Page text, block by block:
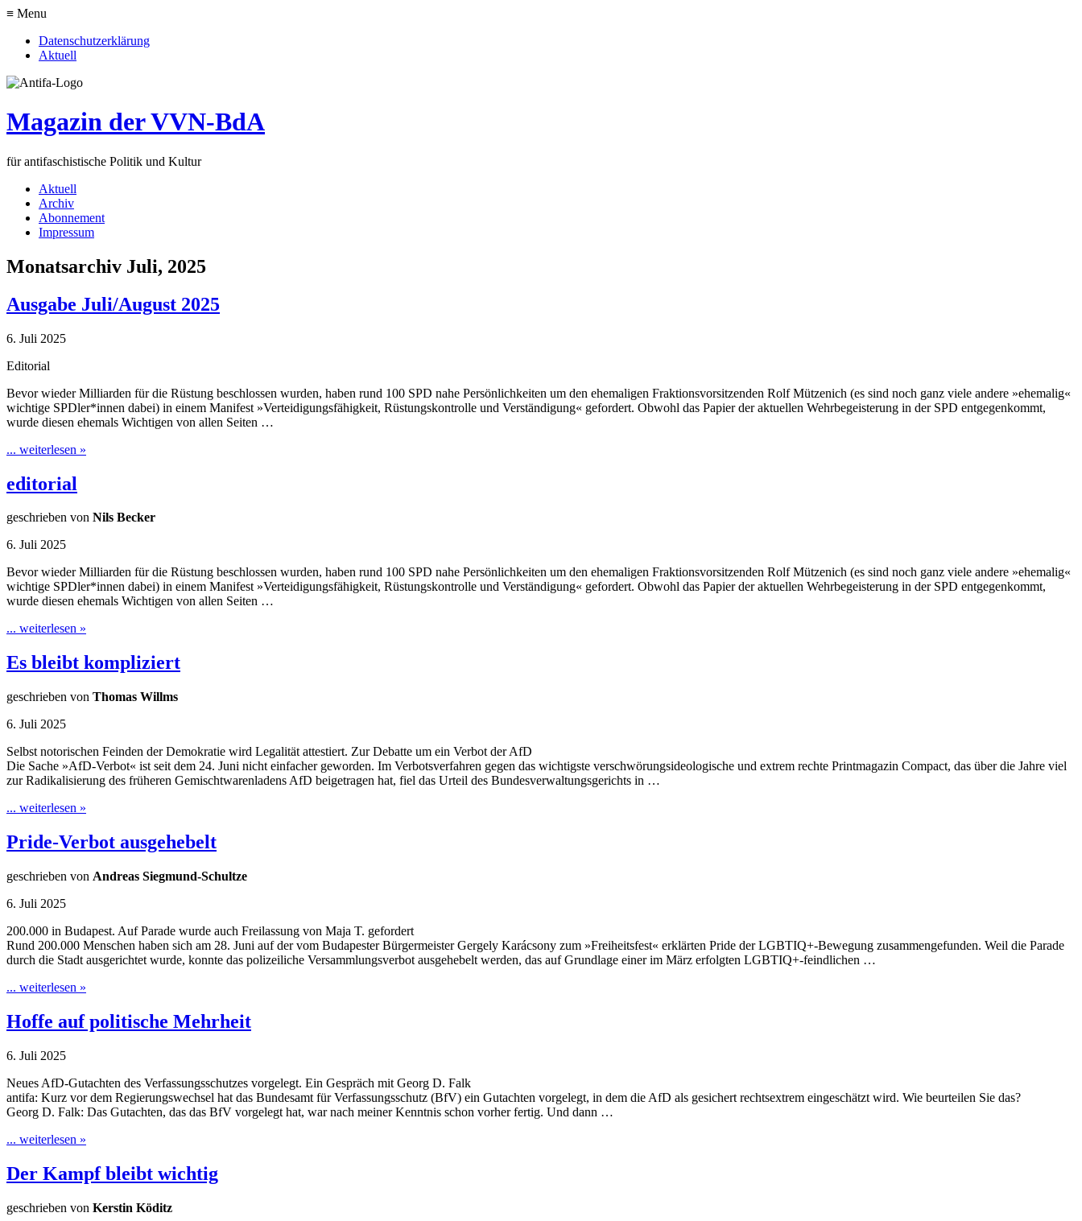
≡ Menu
Datenschutzerklärung
Aktuell
Magazin der VVN-BdA
für antifaschistische Politik und Kultur
Aktuell
Archiv
Abonnement
Impressum
Monatsarchiv Juli, 2025
Ausgabe Juli/August 2025
6. Juli 2025
Editorial
Bevor wieder Milliarden für die Rüstung beschlossen wurden, haben rund 100 SPD nahe Persönlichkeiten um den ehemaligen Fraktionsvorsitzenden Rolf Mützenich (es sind noch ganz viele andere »ehemalig«
wichtige SPDler*innen dabei) in einem Manifest »Verteidigungsfähigkeit, Rüstungskontrolle und Verständigung« gefordert. Obwohl das Papier der aktuellen Wehrbegeisterung in der SPD entgegenkommt,
wurde diesen ehemals Wichtigen von allen Seiten …
... weiterlesen »
editorial
geschrieben von Nils Becker
6. Juli 2025
Bevor wieder Milliarden für die Rüstung beschlossen wurden, haben rund 100 SPD nahe Persönlichkeiten um den ehemaligen Fraktionsvorsitzenden Rolf Mützenich (es sind noch ganz viele andere »ehemalig«
wichtige SPDler*innen dabei) in einem Manifest »Verteidigungsfähigkeit, Rüstungskontrolle und Verständigung« gefordert. Obwohl das Papier der aktuellen Wehrbegeisterung in der SPD entgegenkommt,
wurde diesen ehemals Wichtigen von allen Seiten …
... weiterlesen »
Es bleibt kompliziert
geschrieben von Thomas Willms
6. Juli 2025
Selbst notorischen Feinden der Demokratie wird Legalität attestiert. Zur Debatte um ein Verbot der AfD
Die Sache »AfD-Verbot« ist seit dem 24. Juni nicht einfacher geworden. Im Verbotsverfahren gegen das wichtigste verschwörungsideologische und extrem rechte Printmagazin Compact, das über die Jahre viel
zur Radikalisierung des früheren Gemischtwarenladens AfD beigetragen hat, fiel das Urteil des Bundesverwaltungsgerichts in …
... weiterlesen »
Pride-Verbot ausgehebelt
geschrieben von Andreas Siegmund-Schultze
6. Juli 2025
200.000 in Budapest. Auf Parade wurde auch Freilassung von Maja T. gefordert
Rund 200.000 Menschen haben sich am 28. Juni auf der vom Budapester Bürgermeister Gergely Karácsony zum »Freiheitsfest« erklärten Pride der LGBTIQ+-Bewegung zusammengefunden. Weil die Parade
durch die Stadt ausgerichtet wurde, konnte das polizeiliche Versammlungsverbot ausgehebelt werden, das auf Grundlage einer im März erfolgten LGBTIQ+-feindlichen …
... weiterlesen »
Hoffe auf politische Mehrheit
6. Juli 2025
Neues AfD-Gutachten des Verfassungsschutzes vorgelegt. Ein Gespräch mit Georg D. Falk
antifa: Kurz vor dem Regierungswechsel hat das Bundesamt für Verfassungsschutz (BfV) ein Gutachten vorgelegt, in dem die AfD als gesichert rechtsextrem eingeschätzt wird. Wie beurteilen Sie das?
Georg D. Falk: Das Gutachten, das das BfV vorgelegt hat, war nach meiner Kenntnis schon vorher fertig. Und dann …
... weiterlesen »
Der Kampf bleibt wichtig
geschrieben von Kerstin Köditz